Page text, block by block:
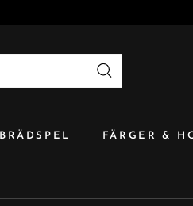
Sök
BRÄDSPEL FÄRGER &